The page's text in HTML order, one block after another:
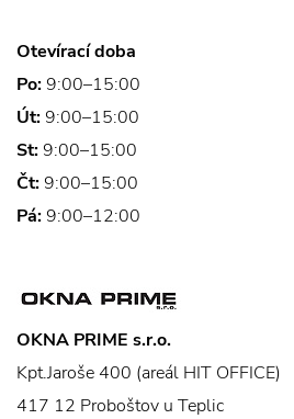
Otevírací doba
Po: 9:00–15:00
Út: 9:00–15:00
St: 9:00–15:00
Čt: 9:00–15:00
Pá: 9:00–12:00
OKNA PRIME s.r.o.
Kpt.Jaroše 400 (areál HIT OFFICE)
417 12 Proboštov u Teplic